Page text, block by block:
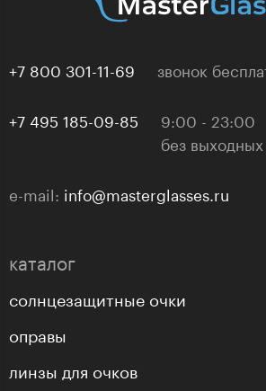
+7 800 301-11-69 звонок
+7 495 185-09-85
9:00 - 23:00
без выходных
e-mail: info@masterglasses.ru
каталог
солнцезащитные очки
оправы
линзы для очков